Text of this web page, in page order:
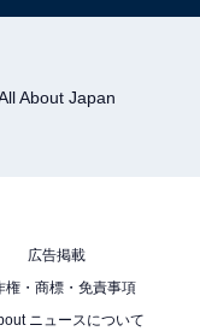
About Japan
広告掲載
権・商標・免責事項
ニュースについて